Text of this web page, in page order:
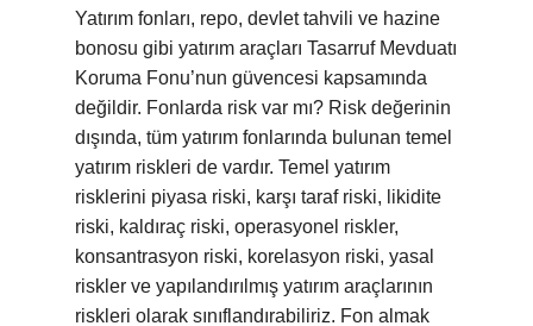
Yatırım fonları, repo, devlet tahvili ve hazine
bonosu gibi yatırım araçları Tasarruf Mevduatı
Koruma Fonu’nun güvencesi kapsamında
değildir. Fonlarda risk var mı? Risk değerinin
dışında, tüm yatırım fonlarında bulunan temel
yatırım riskleri de vardır. Temel yatırım
risklerini piyasa riski, karşı taraf riski, likidite
riski, kaldıraç riski, operasyonel riskler,
konsantrasyon riski, korelasyon riski, yasal
riskler ve yapılandırılmış yatırım araçlarının
riskleri olarak sınıflandırabiliriz. Fon almak